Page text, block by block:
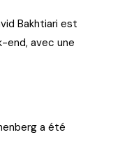
Bakhtiari est
end, avec une
a été